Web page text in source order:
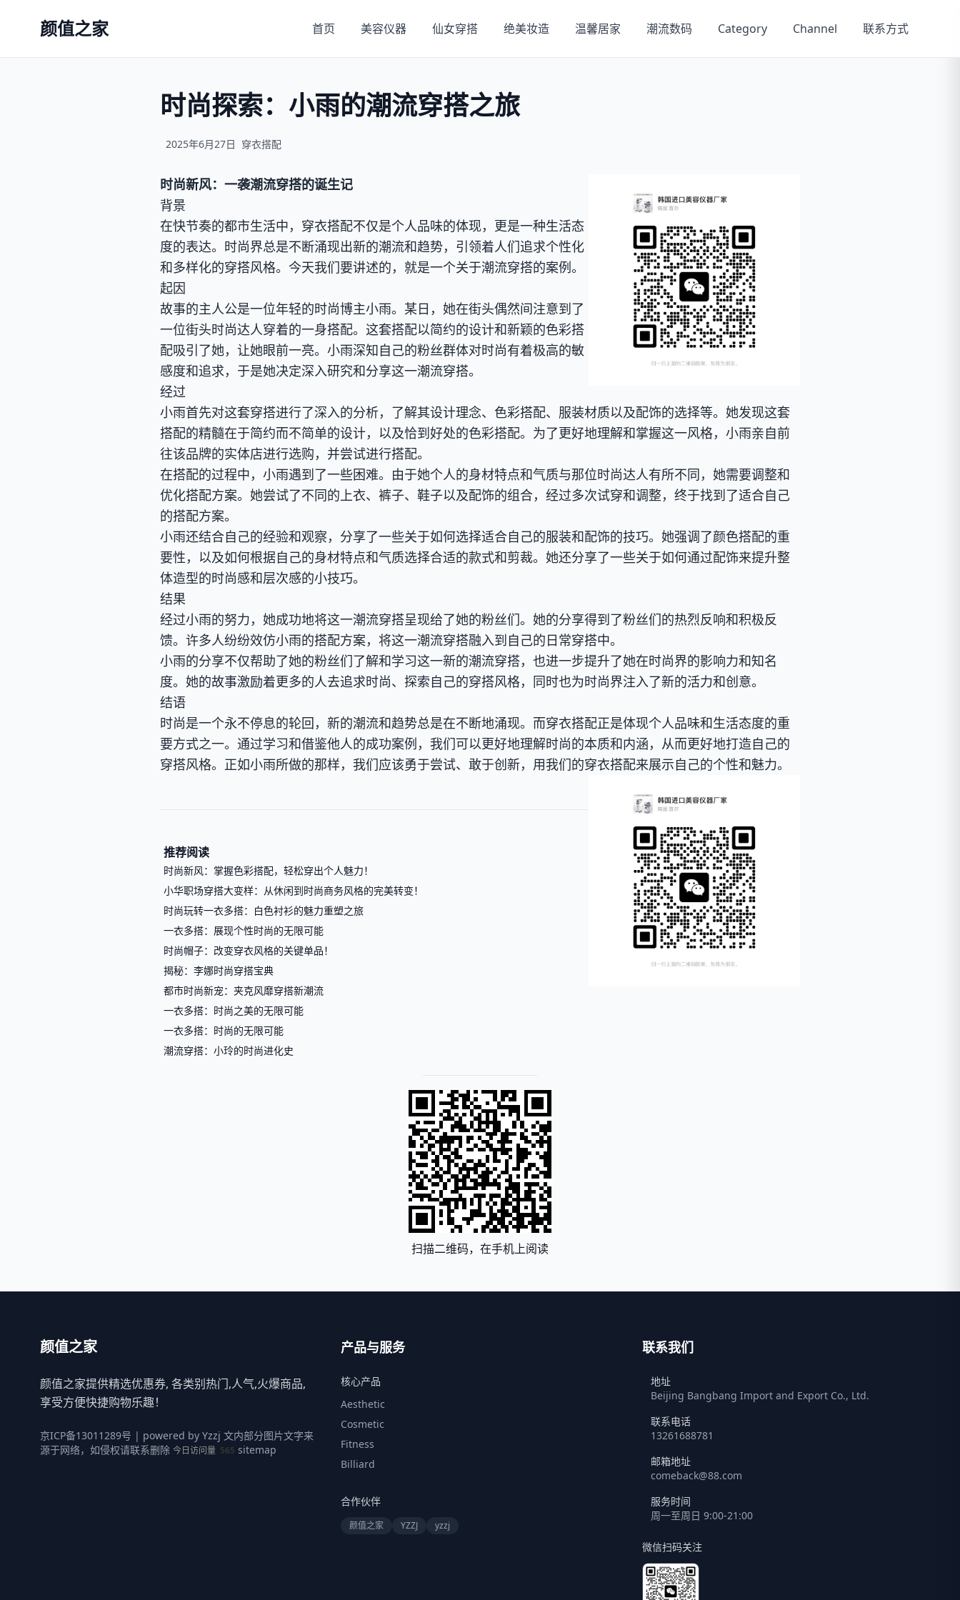
颜值之家 首页 美容仪器 仙女穿搭 绝美妆造 温馨居家 潮流数码 Category Channel 联系方式
时尚探索：小雨的潮流穿搭之旅
2025年6月27日 穿衣搭配
时尚新风：一袭潮流穿搭的诞生记
背景
在快节奏的都市生活中，穿衣搭配不仅是个人品味的体现，更是一种生活态
度的表达。时尚界总是不断涌现出新的潮流和趋势，引领着人们追求个性化
和多样化的穿搭风格。今天我们要讲述的，就是一个关于潮流穿搭的案例。
起因
故事的主人公是一位年轻的时尚博主小雨。某日，她在街头偶然间注意到了
一位街头时尚达人穿着的一身搭配。这套搭配以简约的设计和新颖的色彩搭
配吸引了她，让她眼前一亮。小雨深知自己的粉丝群体对时尚有着极高的敏
感度和追求，于是她决定深入研究和分享这一潮流穿搭。
经过
小雨首先对这套穿搭进行了深入的分析，了解其设计理念、色彩搭配、服装材质以及配饰的选择等。她发现这套
搭配的精髓在于简约而不简单的设计，以及恰到好处的色彩搭配。为了更好地理解和掌握这一风格，小雨亲自前
往该品牌的实体店进行选购，并尝试进行搭配。
在搭配的过程中，小雨遇到了一些困难。由于她个人的身材特点和气质与那位时尚达人有所不同，她需要调整和
优化搭配方案。她尝试了不同的上衣、裤子、鞋子以及配饰的组合，经过多次试穿和调整，终于找到了适合自己
的搭配方案。
小雨还结合自己的经验和观察，分享了一些关于如何选择适合自己的服装和配饰的技巧。她强调了颜色搭配的重
要性，以及如何根据自己的身材特点和气质选择合适的款式和剪裁。她还分享了一些关于如何通过配饰来提升整
体造型的时尚感和层次感的小技巧。
结果
经过小雨的努力，她成功地将这一潮流穿搭呈现给了她的粉丝们。她的分享得到了粉丝们的热烈反响和积极反
馈。许多人纷纷效仿小雨的搭配方案，将这一潮流穿搭融入到自己的日常穿搭中。
小雨的分享不仅帮助了她的粉丝们了解和学习这一新的潮流穿搭，也进一步提升了她在时尚界的影响力和知名
度。她的故事激励着更多的人去追求时尚、探索自己的穿搭风格，同时也为时尚界注入了新的活力和创意。
结语
时尚是一个永不停息的轮回，新的潮流和趋势总是在不断地涌现。而穿衣搭配正是体现个人品味和生活态度的重
要方式之一。通过学习和借鉴他人的成功案例，我们可以更好地理解时尚的本质和内涵，从而更好地打造自己的
穿搭风格。正如小雨所做的那样，我们应该勇于尝试、敢于创新，用我们的穿衣搭配来展示自己的个性和魅力。
推荐阅读
时尚新风：掌握色彩搭配，轻松穿出个人魅力！
小华职场穿搭大变样：从休闲到时尚商务风格的完美转变！
时尚玩转一衣多搭：白色衬衫的魅力重塑之旅
一衣多搭：展现个性时尚的无限可能
时尚帽子：改变穿衣风格的关键单品！
揭秘：李娜时尚穿搭宝典
都市时尚新宠：夹克风靡穿搭新潮流
一衣多搭：时尚之美的无限可能
一衣多搭：时尚的无限可能
潮流穿搭：小玲的时尚进化史
扫描二维码，在手机上阅读
颜值之家
颜值之家提供精选优惠券, 各类别热门,人气,火爆商品,
享受方便快捷购物乐趣！
京ICP备13011289号 | powered by Yzzj 文内部分图片文字来
源于网络，如侵权请联系删除 今日访问量 565 sitemap
产品与服务
核心产品
Aesthetic
Cosmetic
Fitness
Billiard
合作伙伴
颜值之家 YZZJ yzzj
联系我们
地址
Beijing Bangbang Import and Export Co., Ltd.
联系电话
13261688781
邮箱地址
comeback@88.com
服务时间
周一至周日 9:00-21:00
微信扫码关注